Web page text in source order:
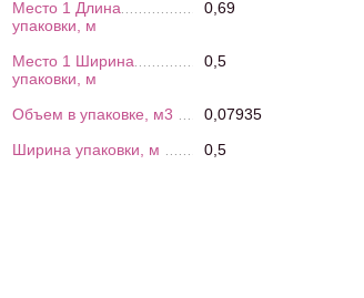
Место 1 Длина
упаковки, м
0,69
Место 1 Ширина
упаковки, м
0,5
Объем в упаковке, м3
0,07935
Ширина упаковки, м
0,5